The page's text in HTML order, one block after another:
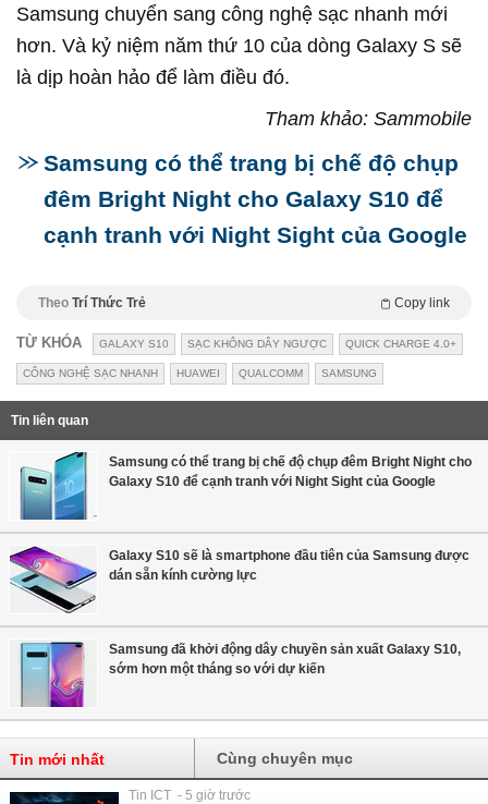
Samsung chuyển sang công nghệ sạc nhanh mới
hơn. Và kỷ niệm năm thứ 10 của dòng Galaxy S sẽ
là dịp hoàn hảo để làm điều đó.
Tham khảo: Sammobile
Samsung có thể trang bị chế độ chụp
đêm Bright Night cho Galaxy S10 để
cạnh tranh với Night Sight của Google
Theo Trí Thức Trẻ Copy link
TỪ KHÓA GALAXY S10 SẠC KHÔNG DÂY NGƯỢC QUICK CHARGE 4.0+
CÔNG NGHỆ SẠC NHANH HUAWEI QUALCOMM SAMSUNG
Tin liên quan
Samsung có thể trang bị chế độ chụp đêm Bright Night cho
Galaxy S10 để cạnh tranh với Night Sight của Google
Galaxy S10 sẽ là smartphone đầu tiên của Samsung được
dán sẵn kính cường lực
Samsung đã khởi động dây chuyền sản xuất Galaxy S10,
sớm hơn một tháng so với dự kiến
Tin mới nhất Cùng chuyên mục
Tin ICT - 5 giờ trước